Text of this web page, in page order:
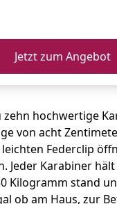
Jetzt zum Angebot
hochwertige
von acht
Federclip
Jeder Karabiner
Kilogramm stand
ob am Haus, zur